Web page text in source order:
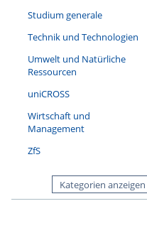
Studium generale
Technik und Technologien
Umwelt und Natürliche
Ressourcen
uniCROSS
Wirtschaft und
Management
ZfS
Kategorien anzeigen